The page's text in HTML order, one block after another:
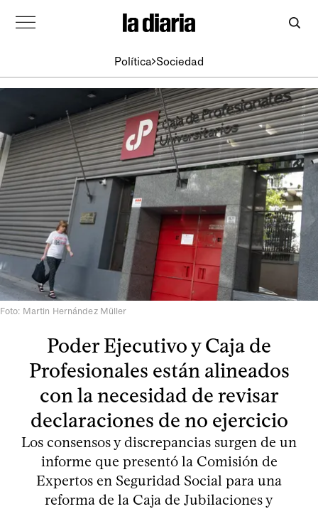
Política Sociedad
Foto: Martin Hernández Müller
Poder Ejecutivo y Caja de
Profesionales están alineados
con la necesidad de revisar
declaraciones de no ejercicio
Los consensos y discrepancias surgen de un
informe que presentó la Comisión de
Expertos en Seguridad Social para una
reforma de la Caja de Jubilaciones y